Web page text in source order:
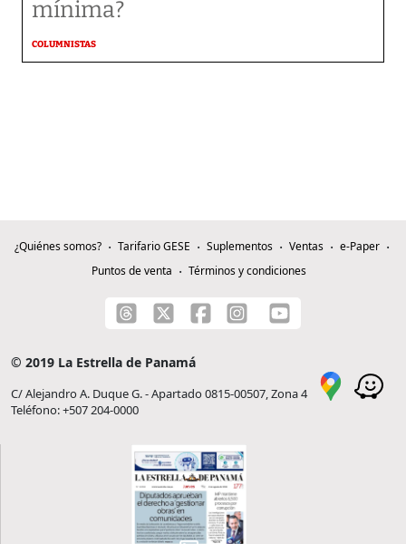
mínima?
COLUMNISTAS
¿Quiénes somos? Tarifario GESE Suplementos Ventas
e-Paper
Puntos de venta
Términos y condiciones
© 2019 La Estrella de Panamá
C/ Alejandro A. Duque G. - Apartado 0815-00507, Zona 4
Teléfono: +507 204-0000